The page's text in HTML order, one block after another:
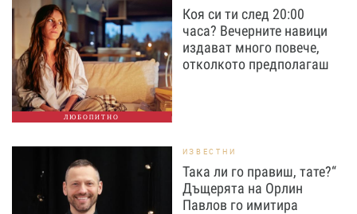
ЛЮБОПИТНО
Коя си ти след 20:00
часа? Вечерните навици
издават много повече,
отколкото предполагаш
ИЗВЕСТНИ
Така ли го правиш, тате?“
Дъщерята на Орлин
Павлов го имитира